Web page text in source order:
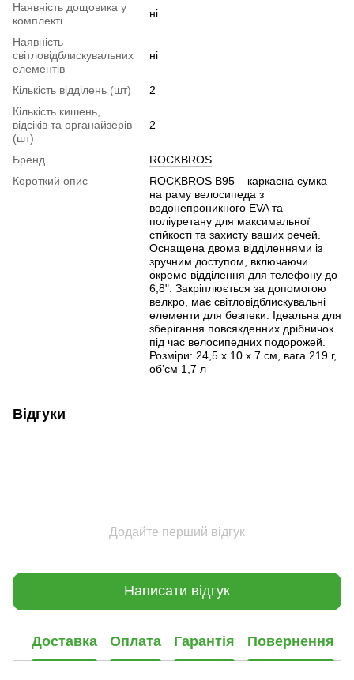
Наявність дощовика у
комплекті
ні
Наявність
світловідблискувальних
елементів
ні
Кількість відділень (шт)
2
Кількість кишень,
відсіків та органайзерів
(шт)
2
Бренд
ROCKBROS
Короткий опис
ROCKBROS B95 – каркасна сумка
на раму велосипеда з
водонепроникного EVA та
поліуретану для максимальної
стійкості та захисту ваших речей.
Оснащена двома відділеннями із
зручним доступом, включаючи
окреме відділення для телефону до
6,8". Закріплюється за допомогою
велкро, має світловідблискувальні
елементи для безпеки. Ідеальна для
зберігання повсякденних дрібничок
під час велосипедних подорожей.
Розміри: 24,5 x 10 x 7 см, вага 219 г,
об’єм 1,7 л
Відгуки
Додайте перший відгук
Написати відгук
Доставка Оплата Гарантія Повернення